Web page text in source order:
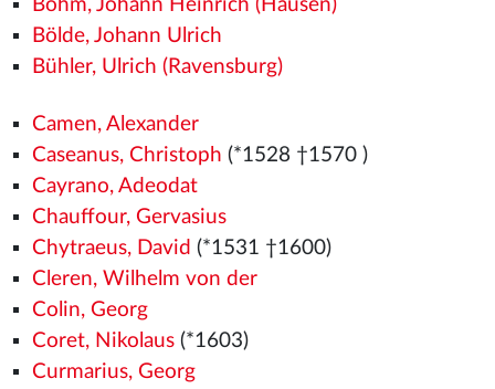
Böhm, Johann Heinrich (Hausen)
Bölde, Johann Ulrich
Bühler, Ulrich (Ravensburg)
Camen, Alexander
Caseanus, Christoph (*1528 †1570 )
Cayrano, Adeodat
Chauffour, Gervasius
Chytraeus, David (*1531 †1600)
Cleren, Wilhelm von der
Colin, Georg
Coret, Nikolaus(*1603)
Curmarius, Georg